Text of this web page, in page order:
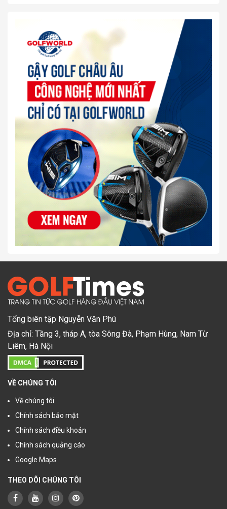
Tổng biên tập Nguyễn Văn Phú
Địa chỉ: Tầng 3, tháp A, tòa Sông Đà, Phạm Hùng, Nam Từ
Liêm, Hà Nội
VỀ CHÚNG TÔI
Về chúng tôi
Chính sách bảo mật
Chính sách điều khoản
Chính sách quảng cáo
Google Maps
THEO DÕI CHÚNG TÔI